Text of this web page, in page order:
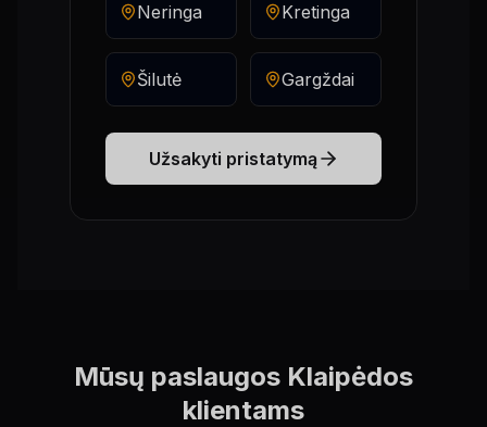
Neringa Kretinga
Šilutė Gargždai
Užsakyti pristatymą
Mūsų paslaugos Klaipėdos
klientams